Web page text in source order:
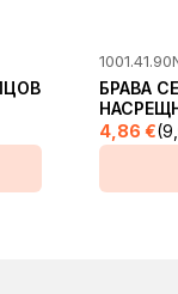
БРАВА
4,86€